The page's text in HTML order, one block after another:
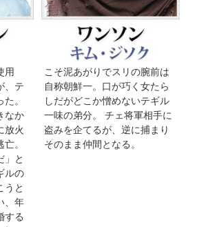
用
、テ
。
なか
放火
。
」と
ルの
うと
、年
する
こそ泥あがりでスリの腕前は
自称朝鮮一。口が巧く女たら
しだがどこか憎めないテギル
一味の弟分。 チェ将軍相手に
盗みを企てるが、逆に捕まり
そのまま仲間となる。